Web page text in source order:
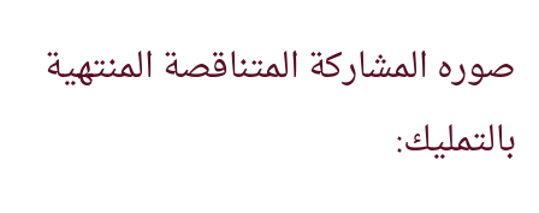
صوره المشاركة المتناقصة المنتهية
بالتمليك: